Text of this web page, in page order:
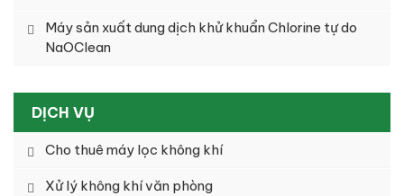
Máy sản xuất dung dịch khử khuẩn Chlorine tự do
NaOClean
DỊCH VỤ
Cho thuê máy lọc không khí
Xử lý không khí văn phòng